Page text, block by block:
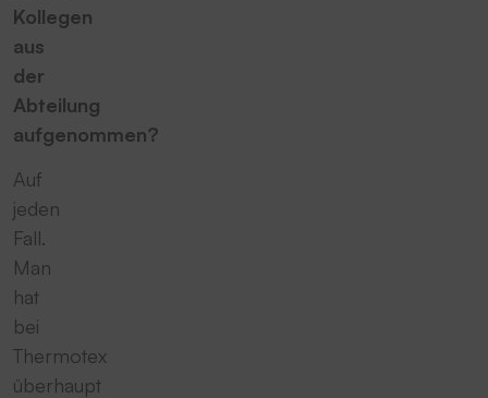
Kollegen
aus
der
Abteilung
aufgenommen?
Auf
jeden
Fall.
Man
hat
bei
Thermotex
überhaupt